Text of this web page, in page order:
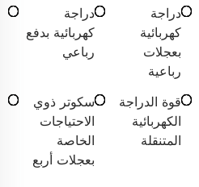
دراجة
كهربائية
بعجلات
رباعية
دراجة
كهربائية بدفع
رباعي
قوة الدراجة
الكهربائية
المتنقلة
سكوتر ذوي
الاحتياجات
الخاصة
بعجلات أربع